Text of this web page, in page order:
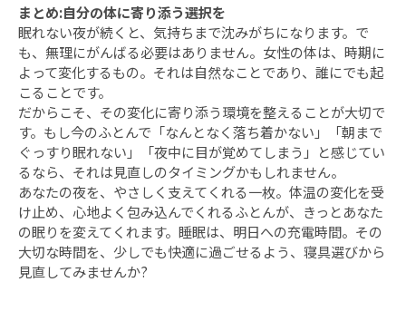
まとめ:自分の体に寄り添う選択を
眠れない夜が続くと、気持ちまで沈みがちになります。で
も、無理にがんばる必要はありません。女性の体は、時期に
よって変化するもの。それは自然なことであり、誰にでも起
こることです。
だからこそ、その変化に寄り添う環境を整えることが大切で
す。もし今のふとんで「なんとなく落ち着かない」「朝まで
ぐっすり眠れない」「夜中に目が覚めてしまう」と感じてい
るなら、それは見直しのタイミングかもしれません。
あなたの夜を、やさしく支えてくれる一枚。体温の変化を受
け止め、心地よく包み込んでくれるふとんが、きっとあなた
の眠りを変えてくれます。睡眠は、明日への充電時間。その
大切な時間を、少しでも快適に過ごせるよう、寝具選びから
見直してみませんか?